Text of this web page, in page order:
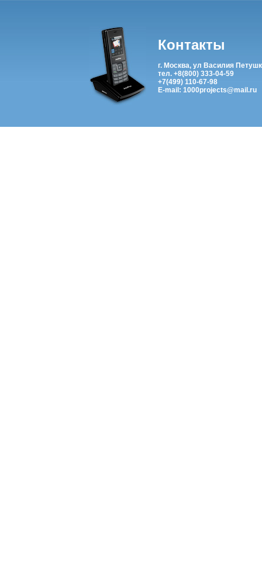
Контакты
г. Москва, ул Василия
тел. +8(800) 333-04-59
+7(499) 110-67-98
E-mail: 1000projects@mail.ru